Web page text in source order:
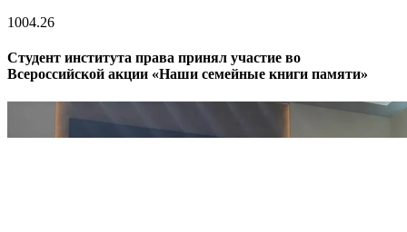
1004.26
Студент института права принял участие во
Всероссийской акции «Наши семейные книги памяти»